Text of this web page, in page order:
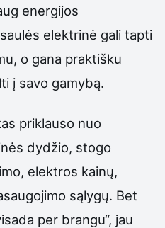
energijos
elektrinė gali tapti
o gana praktišku
į savo gamybą.
priklauso nuo
dydžio, stogo
elektros kainų,
sąlygų. Bet
per brangu“, jau